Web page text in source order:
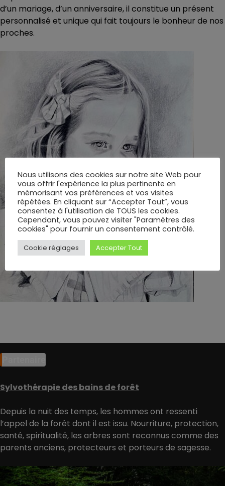
d’un mariage, d’un anniversaire, il constitue un présent
personnalisé et unique qui fait toujours le bonheur de nos
proches.
Sylvothérapie des bains de forêt
Depuis la nuit des temps, les hommes ont ressenti
l’appel de la forêt dont il est issu. Nourriture, protection,
santé, spiritualité, les arbres sont reconnus comme des
parents anciens, protecteurs et porteurs de sagesse.
Nous utilisons des cookies sur notre site Web pour
vous offrir l'expérience la plus pertinente en
mémorisant vos préférences et vos visites
répétées. En cliquant sur “Accepter Tout”, vous
consentez à l'utilisation de TOUS les cookies.
Cependant, vous pouvez visiter "Paramètres des
cookies" pour fournir un consentement contrôlé.
Cookie réglages Accepter Tout